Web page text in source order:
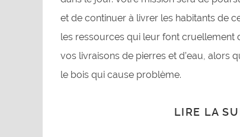
et de continuer à livrer les habitants de
les ressources qui leur font cruellement
vos livraisons de pierres et d’eau, alors
le bois qui cause problème.
LIRE LA